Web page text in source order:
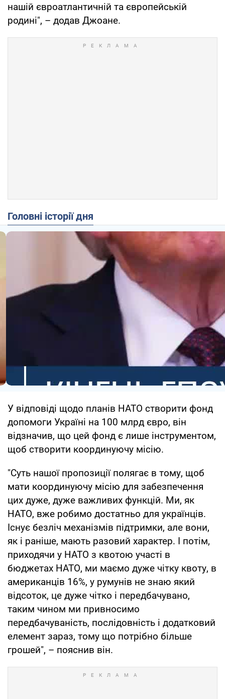
нашій євроатлантичній та європейській
родині", – додав Джоане.
Головні історії дня
У відповіді щодо планів НАТО створити фонд
допомоги Україні на 100 млрд євро, він
відзначив, що цей фонд є лише інструментом,
щоб створити координуючу місію.
"Суть нашої пропозиції полягає в тому, щоб
мати координуючу місію для забезпечення
цих дуже, дуже важливих функцій. Ми, як
НАТО, вже робимо достатньо для українців.
Існує безліч механізмів підтримки, але вони,
як і раніше, мають разовий характер. І потім,
приходячи у НАТО з квотою участі в
бюджетах НАТО, ми маємо дуже чітку квоту, в
американців 16%, у румунів не знаю який
відсоток, це дуже чітко і передбачувано,
таким чином ми привносимо
передбачуваність, послідовність і додатковий
елемент зараз, тому що потрібно більше
грошей", – пояснив він.